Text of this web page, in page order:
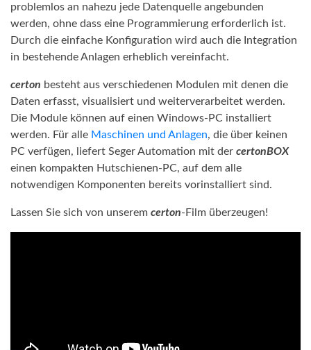
problemlos an nahezu jede Datenquelle angebunden
werden, ohne dass eine Programmierung erforderlich ist.
Durch die einfache Konfiguration wird auch die Integration
in bestehende Anlagen erheblich vereinfacht.
certon besteht aus verschiedenen Modulen mit denen die
Daten erfasst, visualisiert und weiterverarbeitet werden.
Die Module können auf einen Windows-PC installiert
werden. Für alle Maschinen und Anlagen, die über keinen
PC verfügen, liefert Seger Automation mit der certonBOX
einen kompakten Hutschienen-PC, auf dem alle
notwendigen Komponenten bereits vorinstalliert sind.
Lassen Sie sich von unserem certon-Film überzeugen!